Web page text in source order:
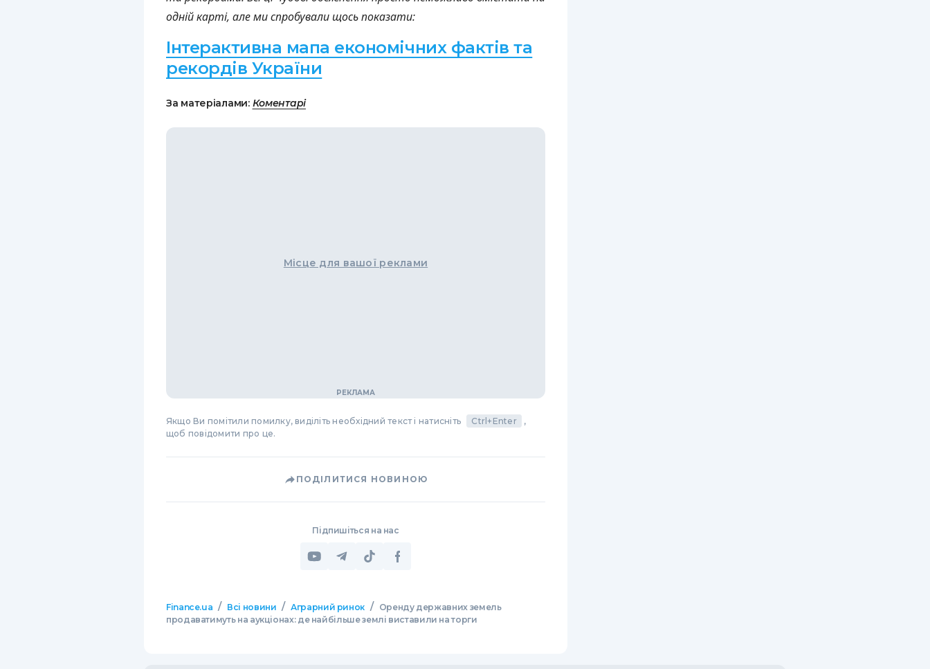
одній карті, але ми спробували щось показати:
Інтерактивна мапа економічних фактів та
рекордів України
За матеріалами: Коментарі
Місце для вашої реклами
Якщо Ви помітили помилку, виділіть необхідний текст і натисніть Ctrl+Enter
,
щоб повідомити про це.
ПОДІЛИТИСЯ НОВИНОЮ
Підпишіться на нас
Finance.ua / Всі новини / Аграрний ринок /
Оренду державних земель
продаватимуть на аукціонах: де найбільше землі виставили на торги